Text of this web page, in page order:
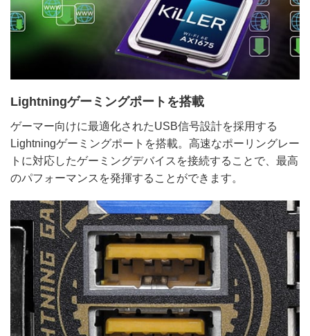
Lightningゲーミングポートを搭載
ゲーマー向けに最適化されたUSB信号設計を採用する
Lightningゲーミングポートを搭載。高速なポーリングレー
トに対応したゲーミングデバイスを接続することで、最高
のパフォーマンスを発揮することができます。